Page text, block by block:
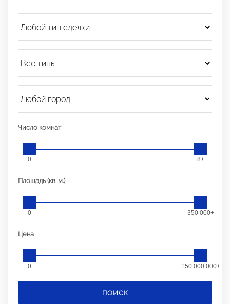
Число комнат
0 8+
Площадь (кв. м.)
0 350 000+
Цена
0 150 000 000+
ПОИСК